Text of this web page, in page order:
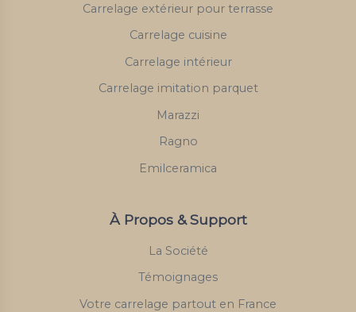
Carrelage extérieur pour terrasse
Carrelage cuisine
Carrelage intérieur
Carrelage imitation parquet
Marazzi
Ragno
Emilceramica
À Propos & Support
La Société
Témoignages
Votre carrelage partout en France